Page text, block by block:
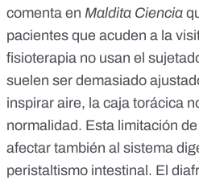
comenta en Maldita Ciencia
pacientes que acuden a la
fisioterapia no usan el
suelen ser demasiado
inspirar aire, la caja torácica
normalidad. Esta limitación
afectar también al sistema
peristaltismo intestinal. El